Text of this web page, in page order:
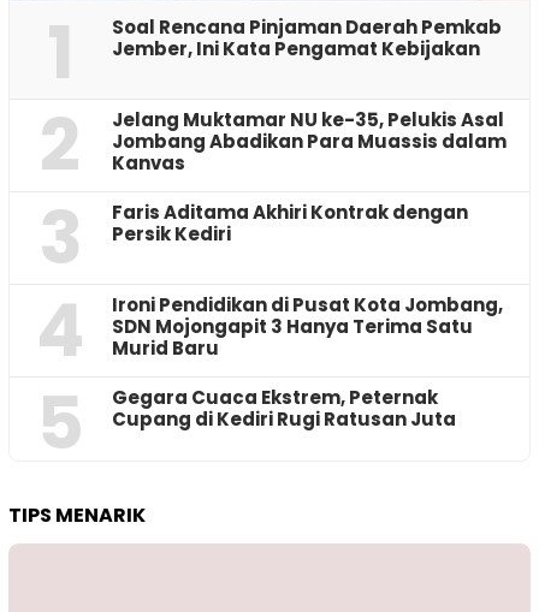
1
‎Soal Rencana Pinjaman Daerah Pemkab
Jember, Ini Kata Pengamat Kebijakan ‎
2
Jelang Muktamar NU ke-35, Pelukis Asal
Jombang Abadikan Para Muassis dalam
Kanvas
3
Faris Aditama Akhiri Kontrak dengan
Persik Kediri
4
Ironi Pendidikan di Pusat Kota Jombang,
SDN Mojongapit 3 Hanya Terima Satu
Murid Baru
5
‎Gegara Cuaca Ekstrem, Peternak
Cupang di Kediri Rugi Ratusan Juta
TIPS MENARIK